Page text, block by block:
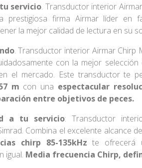
servicio. Transductor interior
prestigiosa firma Airmar líder en
la mejor calidad de lectura en su
. Transductor interior Airmar Chirp
con la mejor
el mercado. Este transductor te
m con una espectacular
entre objetivos de peces.
a tu servicio: Transductor
Combina el excelente alcance
chirp 85-135kHz te ofrecerá
igual. Media frecuencia Chirp,